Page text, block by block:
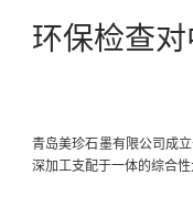
环保检查
青岛美珍石墨有限公司成
深加工支配于一体的综合